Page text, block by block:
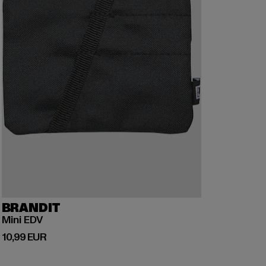
BRANDIT
Mini EDV
10,99 EUR
Derzeitiger Preis: 10,99 EUR